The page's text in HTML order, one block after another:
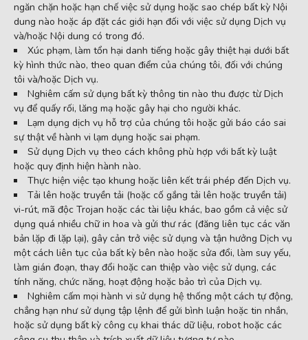
ngăn chặn hoặc hạn chế việc sử dụng hoặc sao chép bất kỳ Nội
dung nào hoặc áp đặt các giới hạn đối với việc sử dụng Dịch vụ
và/hoặc Nội dung có trong đó.
Xúc phạm, làm tổn hại danh tiếng hoặc gây thiệt hại dưới bất
kỳ hình thức nào, theo quan điểm của chúng tôi, đối với chúng
tôi và/hoặc Dịch vụ.
Nghiêm cấm sử dụng bất kỳ thông tin nào thu được từ Dịch
vụ để quấy rối, lăng mạ hoặc gây hại cho người khác.
Lạm dụng dịch vụ hỗ trợ của chúng tôi hoặc gửi báo cáo sai
sự thật về hành vi lạm dụng hoặc sai phạm.
Sử dụng Dịch vụ theo cách không phù hợp với bất kỳ luật
hoặc quy định hiện hành nào.
Thực hiện việc tạo khung hoặc liên kết trái phép đến Dịch vụ.
Tải lên hoặc truyền tải (hoặc cố gắng tải lên hoặc truyền tải)
vi-rút, mã độc Trojan hoặc các tài liệu khác, bao gồm cả việc sử
dụng quá nhiều chữ in hoa và gửi thư rác (đăng liên tục các văn
bản lặp đi lặp lại), gây cản trở việc sử dụng và tận hưởng Dịch vụ
một cách liên tục của bất kỳ bên nào hoặc sửa đổi, làm suy yếu,
làm gián đoạn, thay đổi hoặc can thiệp vào việc sử dụng, các
tính năng, chức năng, hoạt động hoặc bảo trì của Dịch vụ.
Nghiêm cấm mọi hành vi sử dụng hệ thống một cách tự động,
chẳng hạn như sử dụng tập lệnh để gửi bình luận hoặc tin nhắn,
hoặc sử dụng bất kỳ công cụ khai thác dữ liệu, robot hoặc các